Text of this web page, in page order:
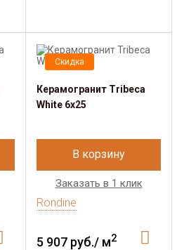
Скидка
Керамогранит Tribeca
White 6x25
В корзину
Заказать в 1 клик
Rondine
5 907 руб./ м2